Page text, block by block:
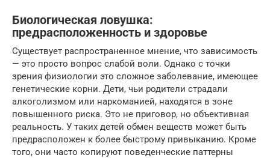
Биологическая ловушка:
предрасположенность и здоровье
Существует распространенное мнение, что зависимость
— это просто вопрос слабой воли. Однако с точки
зрения физиологии это сложное заболевание, имеющее
генетические корни. Дети, чьи родители страдали
алкоголизмом или наркоманией, находятся в зоне
повышенного риска. Это не приговор, но объективная
реальность. У таких детей обмен веществ может быть
предрасположен к более быстрому привыканию. Кроме
того, они часто копируют поведенческие паттерны